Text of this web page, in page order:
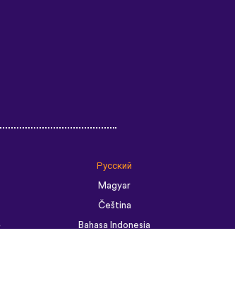
Magyar
Čeština
Bahasa Indonesia
العربية الرسمية الحديثة